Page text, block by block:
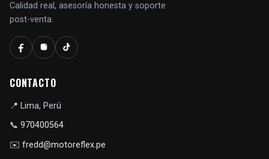
Calidad real, asesoría honesta y soporte
post-venta.
CONTACTO
📍 Lima, Perú
📞 970400564
✉️ fredd@motoreflex.pe